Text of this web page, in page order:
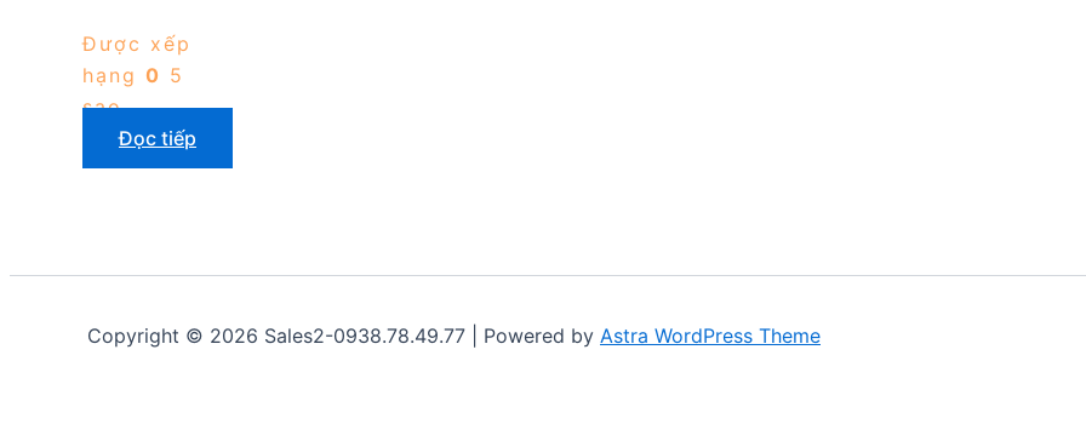
Được xếp
hạng 0 5
sao
Đọc tiếp
Copyright © 2026 Sales2-0938.78.49.77 | Powered by Astra WordPress Theme